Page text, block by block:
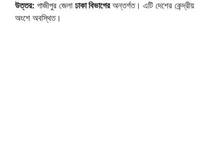
উত্তর: গাজীপুর জেলা ঢাকা বিভাগেরঅন্তর্গত। এটি দেশের কেন্দ্রীয়
অংশে অবস্থিত।